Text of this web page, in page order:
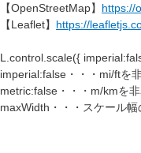
【OpenStreetMap】 https://
【Leaflet】 https://
L.control.scale({
imperial:false・・・mi/ftを
metric:false・・・m/kmを
maxWidth・・・スケール幅